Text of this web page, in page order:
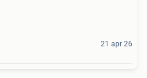
21 apr 26